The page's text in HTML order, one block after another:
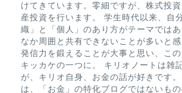
けてきています。零細ですが、株式投
産投資を行います。 学生時代以来、自分の中では「組
織」と「個人」のあり方がテーマでは
なか周囲と共有できないことが多いと感
発信力を鍛えることが大事と思い、こ
キッカケの一つに。 キリオノートは雑記ブログです
が、キリオ自身、お金の話が好きです。 キリオノート
は、「お金」の特化ブログではないも